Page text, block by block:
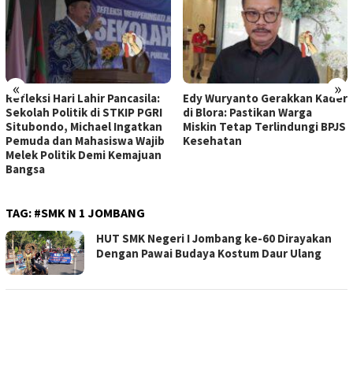
« »
Refleksi Hari Lahir Pancasila:
Sekolah Politik di STKIP PGRI
Situbondo, Michael Ingatkan
Pemuda dan Mahasiswa Wajib
Melek Politik Demi Kemajuan
Bangsa
Edy Wuryanto Gerakkan Kader
di Blora: Pastikan Warga
Miskin Tetap Terlindungi BPJS
Kesehatan
TAG: #SMK N 1 JOMBANG
HUT SMK Negeri I Jombang ke-60 Dirayakan
Dengan Pawai Budaya Kostum Daur Ulang